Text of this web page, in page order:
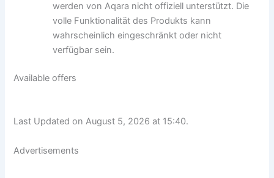
werden von Aqara nicht offiziell unterstützt. Die
volle Funktionalität des Produkts kann
wahrscheinlich eingeschränkt oder nicht
verfügbar sein.
Available offers
Last Updated on August 5, 2026 at 15:40.
Advertisements